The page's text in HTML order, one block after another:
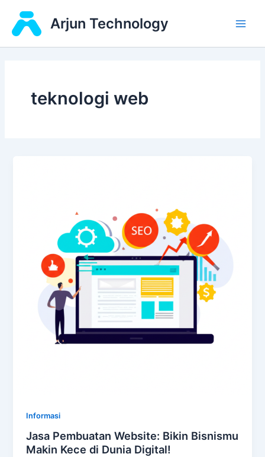
content
Arjun Technology
teknologi web
Informasi
Jasa Pembuatan Website: Bikin Bisnismu
Makin Kece di Dunia Digital!